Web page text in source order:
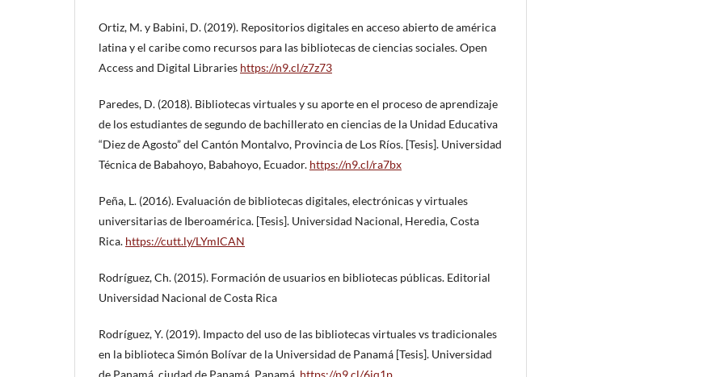
Ortiz, M. y Babini, D. (2019). Repositorios digitales en acceso abierto de américa
latina y el caribe como recursos para las bibliotecas de ciencias sociales. Open
Access and Digital Libraries https://n9.cl/z7z73
Paredes, D. (2018). Bibliotecas virtuales y su aporte en el proceso de aprendizaje
de los estudiantes de segundo de bachillerato en ciencias de la Unidad Educativa
“Diez de Agosto” del Cantón Montalvo, Provincia de Los Ríos. [Tesis]. Universidad
Técnica de Babahoyo, Babahoyo, Ecuador. https://n9.cl/ra7bx
Peña, L. (2016). Evaluación de bibliotecas digitales, electrónicas y virtuales
universitarias de Iberoamérica. [Tesis]. Universidad Nacional, Heredia, Costa
Rica. https://cutt.ly/LYmICAN
Rodríguez, Ch. (2015). Formación de usuarios en bibliotecas públicas. Editorial
Universidad Nacional de Costa Rica
Rodríguez, Y. (2019). Impacto del uso de las bibliotecas virtuales vs tradicionales
en la biblioteca Simón Bolívar de la Universidad de Panamá [Tesis]. Universidad
de Panamá, ciudad de Panamá, Panamá. https://n9.cl/6jq1p